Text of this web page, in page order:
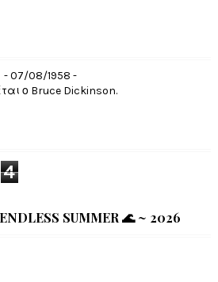
- 07/08/1958 -
ο Bruce Dickinson.
4
SUMMER 🌊 ~ 2026